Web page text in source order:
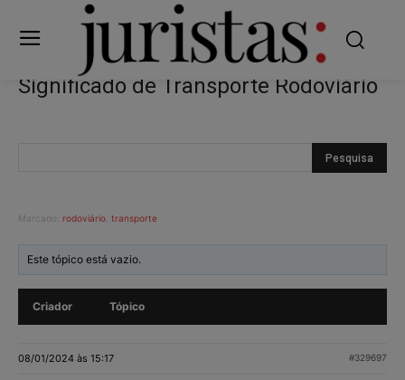
Significado de Transporte Rodoviário
Marcado: rodoviário transporte
Este tópico está vazio.
Criador Tópico
08/01/2024 às 15:17 #329697